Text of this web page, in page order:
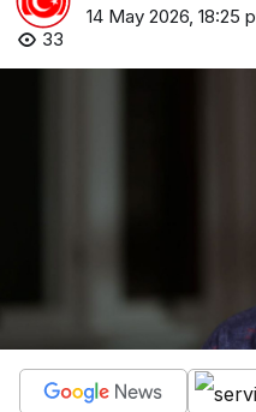
14 May 2026, 18:25
33